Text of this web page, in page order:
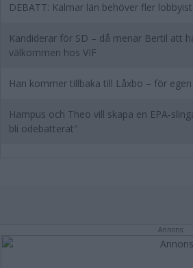
DEBATT: Kalmar län behöver fler
Kandiderar för SD – då menar Bertil att
välkommen hos VIF
Han kommer tillbaka till Låxbo – för
Hampus och Theo vill skapa en EPA-
bli odebatterat"
Annons: